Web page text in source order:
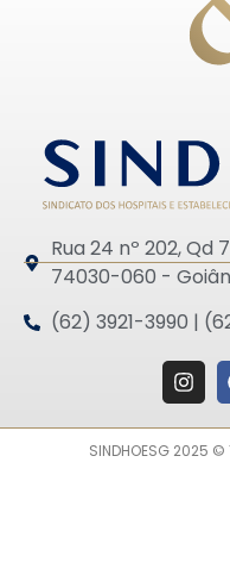
Rua 24 nº 202, Qd
74030-060 -
(62) 3921-3990 |
SINDHOESG 2025